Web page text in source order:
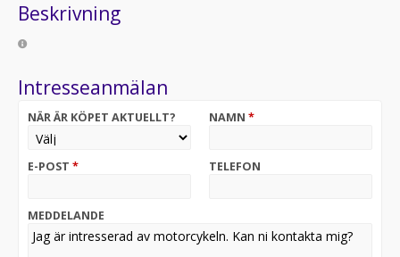
Beskrivning
Intresseanmälan
NÄR ÄR KÖPET AKTUELLT? NAMN *
E-POST * TELEFON
MEDDELANDE